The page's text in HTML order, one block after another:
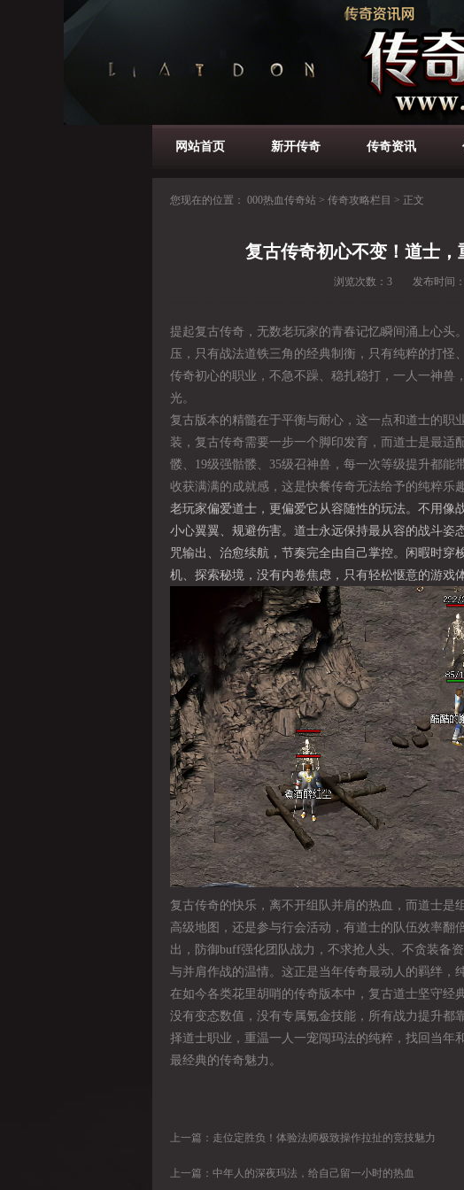
网站首页 新开传奇 传奇资讯
您现在的位置： 000热血传奇站 > 传奇攻略栏目 > 正文
复古传奇初心不变！道士
浏览次数： 3 发布时间：
提起复古传奇，无数老玩家的青春记忆瞬间涌上心头
压，只有战法道铁三角的经典制衡，只有纯粹的打怪
传奇初心的职业，不急不躁、稳扎稳打，一人一神兽
光。
复古版本的精髓在于平衡与耐心，这一点和道士的职
装，复古传奇需要一步一个脚印发育，而道士是最适
髅、19级强骷髅、35级召神兽，每一次等级提升都
收获满满的成就感，这是快餐传奇无法给予的纯粹乐趣
老玩家偏爱道士，更偏爱它从容随性的玩法。不用像
小心翼翼、规避伤害。道士永远保持最从容的战斗姿
咒输出、治愈续航，节奏完全由自己掌控。闲暇时穿
机、探索秘境，没有内卷焦虑，只有轻松惬意的游戏体
复古传奇的快乐，离不开组队并肩的热血，而道士是
高级地图，还是参与行会活动，有道士的队伍效率翻
出，防御buff强化团队战力，不求抢人头、不贪装备
与并肩作战的温情。这正是当年传奇最动人的羁绊，
在如今各类花里胡哨的传奇版本中，复古道士坚守经
没有变态数值，没有专属氪金技能，所有战力提升都
择道士职业，重温一人一宠闯玛法的纯粹，找回当年
最经典的传奇魅力。
上一篇： 走位定胜负！体验法师极致操作拉扯的竞技魅力
上一篇： 中年人的深夜玛法，给自己留一小时的热血